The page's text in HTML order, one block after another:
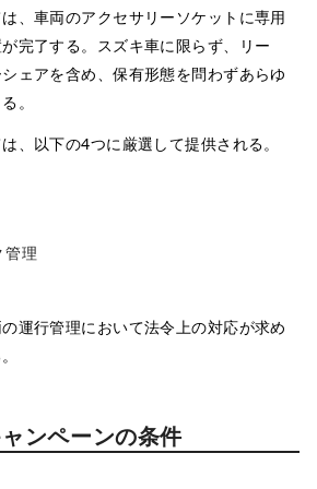
、車両のアクセサリーソケットに専用
完了する。スズキ車に限らず、リー
ェアを含め、保有形態を問わずあらゆ
。
、以下の4つに厳選して提供される。
管理
運行管理において法令上の対応が求め
ンペーンの条件